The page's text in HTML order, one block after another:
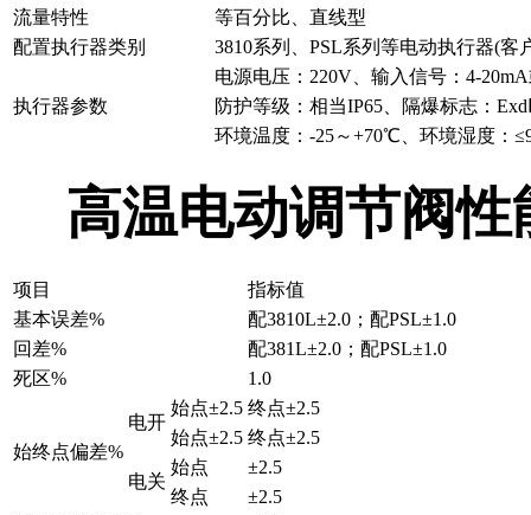
流量特性
等百分比、直线型
配置执行器类别
3810系列、PSL系列等电动执行器(客
执行器参数
电源电压：220V、输入信号：4-
防护等级：相当IP65、隔爆标志：
环境温度：-25～+70℃、环境湿度：
高温电动调节阀性
项目
指标值
基本误差%
配3810L±2.0；配PSL±1.0
回差%
配381L±2.0；配PSL±1.0
死区%
1.0
始终点偏差%
电开
始点±2.5 终点±2.5
始点±2.5 终点±2.5
电关
始点
±2.5
终点
±2.5